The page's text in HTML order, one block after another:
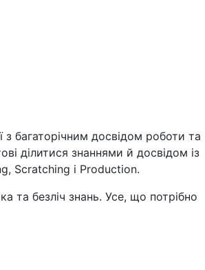
багаторічним досвідом роботи та
ділитися знаннями й досвідом із
Scratching і Production.
та безліч знань. Усе, що потрібно